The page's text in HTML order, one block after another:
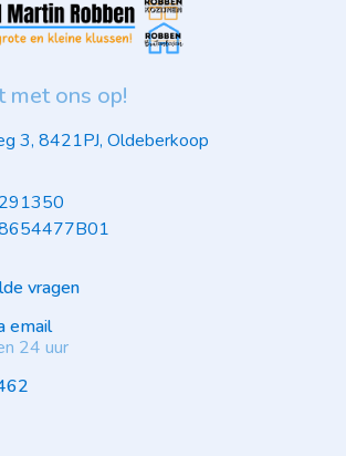
met ons op!
3, 8421PJ, Oldeberkoop
vragen
email
24 uur